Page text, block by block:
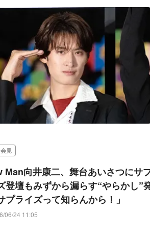
会見
Man向井康二、舞台あいさつにサ
登壇もみずから漏らす“やらかし”
プライズって知らんから！」
06/24 11:05